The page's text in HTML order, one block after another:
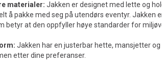
materialer: Jakken er designet med lette og
å pakke med seg på utendørs eventyr. Jakken
betyr at den oppfyller høye standarder for
Jakken har en justerbar hette, mansjetter og
etter dine preferanser.